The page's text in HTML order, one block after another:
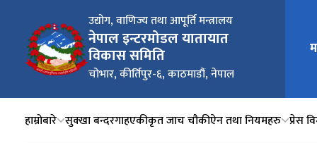
उद्योग, वाणिज्य तथा आपूर्ति मन्त्रालय
नेपाल इन्टरमोडल यातायात
विकास समिति
चोभार, कीर्तिपुर-६, काठमाडौं, नेपाल
मुख्य
हाम्रोबारे सुक्खा बन्दरगाहएकीकृत जाच चौकीऐन तथा नियमहरु प्रेस